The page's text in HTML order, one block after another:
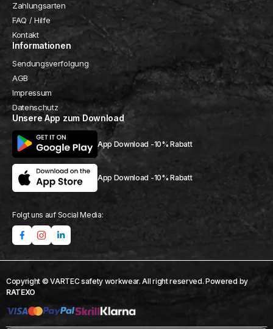
Zahlungsarten
FAQ / Hilfe
Kontakt
Informationen
Sendungsverfolgung
AGB
Impressum
Datenschutz
Unsere App zum Download
App Download -10% Rabatt
App Download -10% Rabatt
Folgt uns auf Social Media:
Copyright © VARTEC safety workwear. All right reserved. Powered by
RATEXO